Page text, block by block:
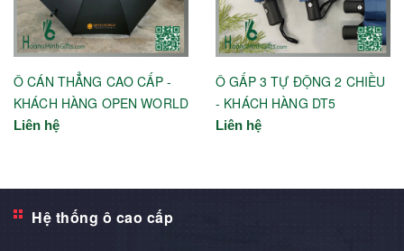
Ô CÁN THẲNG CAO CẤP -
KHÁCH HÀNG OPEN WORLD
Liên hệ
Ô GẤP 3 TỰ ĐỘNG 2 CHIỀU
- KHÁCH HÀNG DT5
Liên hệ
Hệ thống ô cao cấp